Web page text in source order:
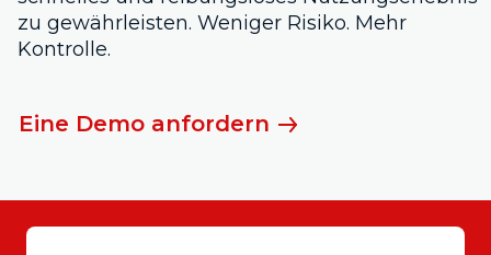
zu gewährleisten. Weniger Risiko. Mehr
Kontrolle.
Eine Demo anfordern